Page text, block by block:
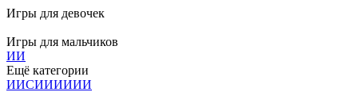
Игры для девочек
Игры для мальчиков
ИИ
Ещё категории
ИИСИИИИИИ